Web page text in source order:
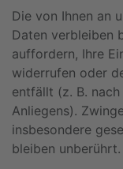
Die von Ihnen an
Daten verbleiben
auffordern, Ihre
widerrufen oder
entfällt (z. B.
Anliegens).
insbesondere
bleiben unberührt.